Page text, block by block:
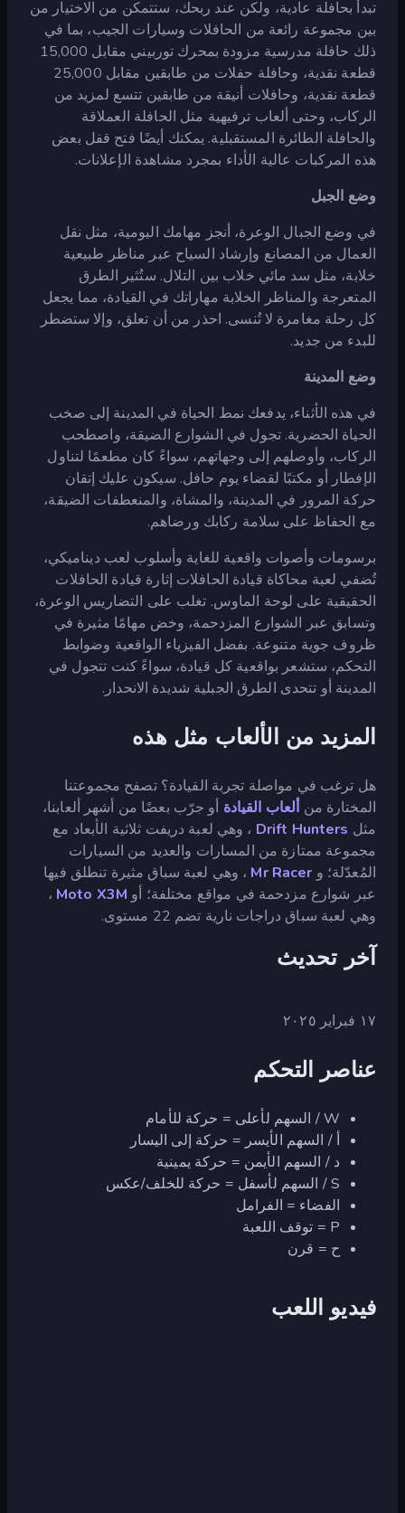
تبدأ بحافلة عادية، ولكن عند ربحك، ستتمكن من الاختيار من
بين مجموعة رائعة من الحافلات وسيارات الجيب، بما في
ذلك حافلة مدرسية مزودة بمحرك توربيني مقابل 15,000
قطعة نقدية، وحافلة حفلات من طابقين مقابل 25,000
قطعة نقدية، وحافلات أنيقة من طابقين تتسع لمزيد من
الركاب، وحتى ألعاب ترفيهية مثل الحافلة العملاقة
والحافلة الطائرة المستقبلية. يمكنك أيضًا فتح قفل بعض
هذه المركبات عالية الأداء بمجرد مشاهدة الإعلانات.
وضع الجبل
في وضع الجبال الوعرة، أنجز مهامك اليومية، مثل نقل
العمال من المصانع وإرشاد السياح عبر مناظر طبيعية
خلابة، مثل سد مائي خلاب بين التلال. ستُثير الطرق
المتعرجة والمناظر الخلابة مهاراتك في القيادة، مما يجعل
كل رحلة مغامرة لا تُنسى. احذر من أن تعلق، وإلا ستضطر
للبدء من جديد.
وضع المدينة
في هذه الأثناء، يدفعك نمط الحياة في المدينة إلى صخب
الحياة الحضرية. تجول في الشوارع الضيقة، واصطحب
الركاب، وأوصلهم إلى وجهاتهم، سواءً كان مطعمًا لتناول
الإفطار أو مكتبًا لقضاء يوم حافل. سيكون عليك إتقان
حركة المرور في المدينة، والمشاة، والمنعطفات الضيقة،
مع الحفاظ على سلامة ركابك ورضاهم.
برسومات وأصوات واقعية للغاية وأسلوب لعب ديناميكي،
تُضفي لعبة محاكاة قيادة الحافلات إثارة قيادة الحافلات
الحقيقية على لوحة الماوس. تغلب على التضاريس الوعرة،
وتسابق عبر الشوارع المزدحمة، وخض مهامًا مثيرة في
ظروف جوية متنوعة. بفضل الفيزياء الواقعية وضوابط
التحكم، ستشعر بواقعية كل قيادة، سواءً كنت تتجول في
المدينة أو تتحدى الطرق الجبلية شديدة الانحدار.
المزيد من الألعاب مثل هذه
هل ترغب في مواصلة تجربة القيادة؟ تصفح مجموعتنا
المختارة منألعاب القيادة أو جرّب بعضًا من أشهر ألعابنا،
مثل Drift Hunters ، وهي لعبة دريفت ثلاثية الأبعاد مع
مجموعة ممتازة من المسارات والعديد من السيارات
المُعدّلة؛ و Mr Racer ، وهي لعبة سباق مثيرة تنطلق فيها
عبر شوارع مزدحمة في مواقع مختلفة؛ أو Moto X3M ،
وهي لعبة سباق دراجات نارية تضم 22 مستوى.
آخر تحديث
١٧ فبراير ٢٠٢٥
عناصر التحكم
W / السهم لأعلى = حركة للأمام
أ / السهم الأيسر = حركة إلى اليسار
د / السهم الأيمن = حركة يمينية
S / السهم لأسفل = حركة للخلف/عكس
الفضاء = الفرامل
P = توقف اللعبة
ح = قرن
فيديو اللعب